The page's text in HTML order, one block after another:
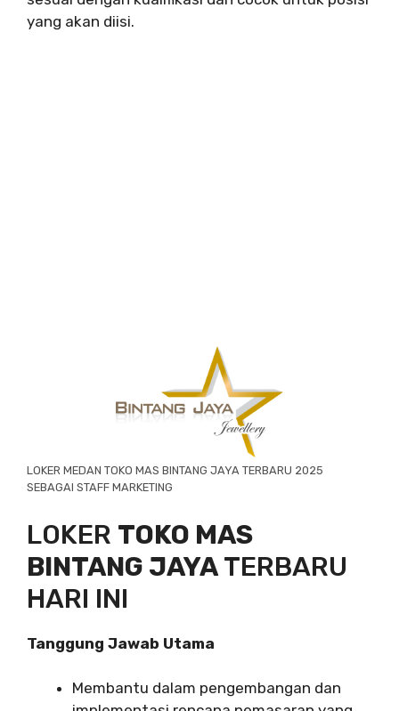
yang akan diisi.
LOKER MEDAN TOKO MAS BINTANG JAYA TERBARU 2025
SEBAGAI STAFF MARKETING
LOKER TOKO MAS
BINTANG JAYATERBARU
HARI INI
Tanggung Jawab Utama
Membantu dalam pengembangan dan